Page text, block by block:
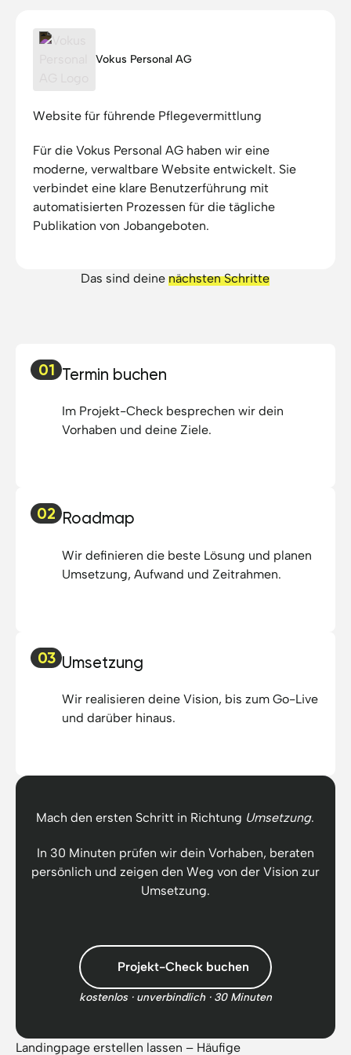
Vokus Personal AG
Website für führende Pflegevermittlung
Für die Vokus Personal AG haben wir eine
moderne, verwaltbare Website entwickelt. Sie
verbindet eine klare Benutzerführung mit
automatisierten Prozessen für die tägliche
Publikation von Jobangeboten.
Das sind deinenächsten Schritte
01 Termin buchen
Im Projekt-Check besprechen wir dein
Vorhaben und deine Ziele.
02 Roadmap
Wir definieren die beste Lösung und planen
Umsetzung, Aufwand und Zeitrahmen.
03 Umsetzung
Wir realisieren deine Vision, bis zum Go-Live
und darüber hinaus.
Mach den ersten Schritt in Richtung Umsetzung.
In 30 Minuten prüfen wir dein Vorhaben, beraten
persönlich und zeigen den Weg von der Vision zur
Umsetzung.
Projekt-Checkbuchen
kostenlos · unverbindlich · 30 Minuten
Landingpage erstellen lassen – Häufige